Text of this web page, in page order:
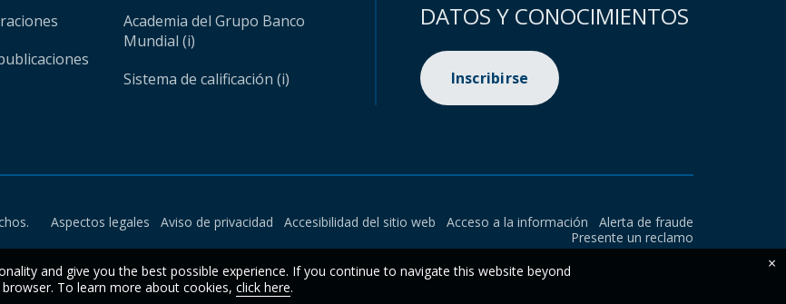
Academia del Grupo Banco
Mundial (i)
Sistema de calificación (i)
DATOS Y CONOCIMIENTOS
Inscribirse
Aspectos legales Aviso de privacidad Accesibilidad del sitio web Acceso a la información
Alerta de fraude
Presente un reclamo
and give you the best possible experience. If you continue to navigate this website beyond
To learn more about cookies, click here.
×